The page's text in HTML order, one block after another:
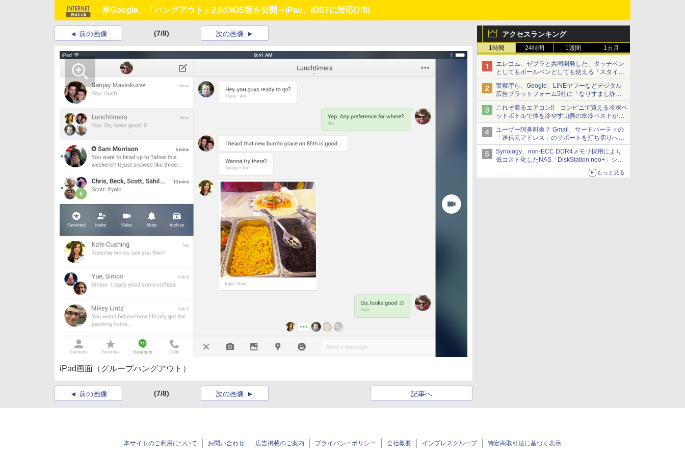
米Google、「ハングアウト」2.0のiOS版を公開～iPad、iOS7に対応(7/8)
アクセスランキング
1時間 24時間 1週間 1カ月
エレコム、ゼブラと共同開発した、タッチペン
としてもボールペンとしても使える「スタイラ
スツーウェイ」発売 iPadにも紙にも、持ち替
えずに書き込める
警察庁ら、Google、LINEヤフーなどデジタル
広告プラットフォーム5社に「なりすまし詐欺
広告」対策強化を要請 著名人の写真や映像を
使った投資詐欺などへの対策として
これぞ着るエアコン!! コンビニで買える冷凍ペ
ットボトルで体を冷やす山善の水冷ベストがロ
ードバイクにちょうどいい【ぼっち・ざ・ろー
ど！その14】【空いた時間でなにしてる？】
ユーザー阿鼻叫喚？ Gmail、サードパーティの
「送信元アドレス」のサポートを打ち切りへ
【やじうまWatch】
Synology、non-ECC DDR4メモリ採用により
低コスト化したNAS「DiskStation neo+」シリ
ーズ 予算を抑えて導入でき、ECCメモリへの
もっと見る
前の画像 (7/8) 次の画像
iPad画面（グループハングアウト）
前の画像 (7/8) 記事へ
次の画像
本サイトのご利用について お問い合わせ 広告掲載のご案内 プライバシーポリシー 会社概要 インプレスグループ 特定商取引法に基づく表示